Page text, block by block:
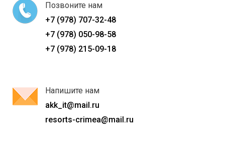
Позвоните нам
+7 (978) 707-32-48
+7 (978) 050-98-58
+7 (978) 215-09-18
Напишите нам
akk_it@mail.ru
resorts-crimea@mail.ru